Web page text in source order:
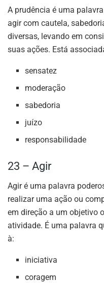
A prudência é uma
agir com cautela,
diversas, levando em
suas ações. Está
sensatez
moderação
sabedoria
juízo
responsabilidade
23 – Agir
Agir é uma palavra
realizar uma ação ou
em direção a um objetivo
atividade. É uma palavra
à:
iniciativa
coragem